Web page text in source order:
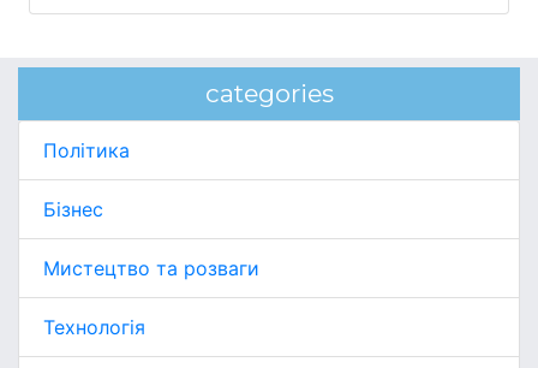
categories
Політика
Бізнес
Мистецтво та розваги
Технологія